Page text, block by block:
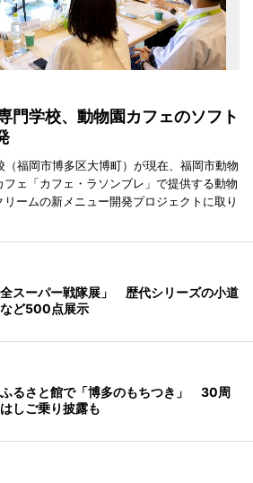
門学校、動物園カフェのソフト
（福岡市博多区大博町）が現在、福岡市動物
ェ「カフェ・ラソンブレ」で提供する動物
ームの新メニュー開発プロジェクトに取り
スーパー戦隊展」 歴代シリーズの小道
ど500点展示
るさと館で「博多のもちつき」 30周
しご乗り披露も